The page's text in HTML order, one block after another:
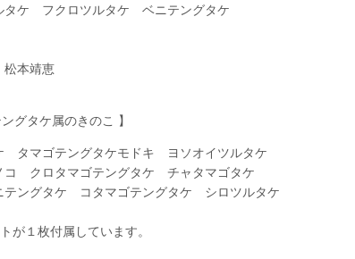
ケ フクロツルタケ ベニテングタケ
本靖恵
グタケ属のきのこ 】
タマゴテングタケモドキ ヨソオイツルタケ
コ クロタマゴテングタケ チャタマゴタケ
ングタケ コタマゴテングタケ シロツルタケ
が１枚付属しています。